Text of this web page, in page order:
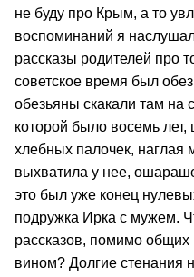
не буду про Крым, а то
воспоминаний я
рассказы родителей про
советское время был
обезьяны скакали там на
которой было восемь
хлебных палочек, наглая
выхватила у нее,
это был уже конец
подружка Ирка с мужем.
рассказов, помимо
вином? Долгие стенания